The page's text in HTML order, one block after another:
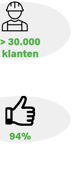
> 30.000
klanten
94%